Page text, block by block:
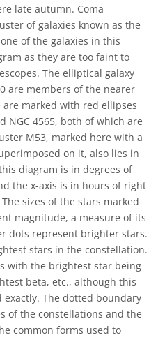
late autumn. Coma
of galaxies known as the
of the galaxies in this
as they are too faint to
The elliptical galaxy
are members of the nearer
are marked with red ellipses
NGC 4565, both of which are
M53, marked here with a
on it, also lies in
diagram is in degrees of
the x-axis is in hours of right
sizes of the stars marked
magnitude, a measure of its
dots represent brighter stars.
stars in the constellation.
with the brightest star being
beta, etc., although this
The dotted boundary
of the constellations and the
common forms used to